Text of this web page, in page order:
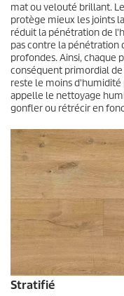
mat ou velouté brillant.
protège mieux les joints
réduit la pénétration de
pas contre la pénétration
profondes. Ainsi, chaque
conséquent primordial
reste le moins d'humidité
appelle le nettoyage
gonfler ou rétrécir en
Stratifié